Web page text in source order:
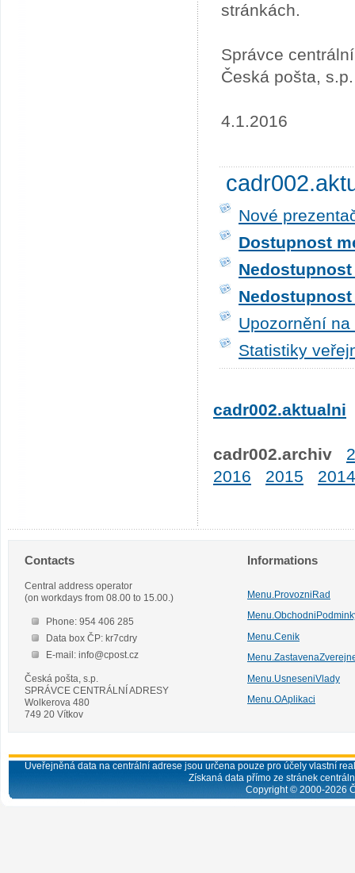
stránkách.
Správce
Česká pošta, s.p.
4.1.2016
Nové
Dostupnost
Upozornění
Statistiky
cadr002.aktualni
cadr002.archiv
2016
2015 2014
Contacts
Central address operator
(on workdays from 08.00 to 15.00.)
Phone: 954 406 285
Data box ČP: kr7cdry
E-mail: info@cpost.cz
Česká pošta, s.p.
SPRÁVCE CENTRÁLNÍ ADRESY
Wolkerova 480
749 20 Vítkov
Informations
Menu.ProvozniRad
Menu.Cenik
Menu.UsneseniVlady
Menu.OAplikaci
Uveřejněná data na centrální adrese jsou určena pouze pro účely vlastní
Získaná data přímo ze stránek
Copyright © 2000-2026